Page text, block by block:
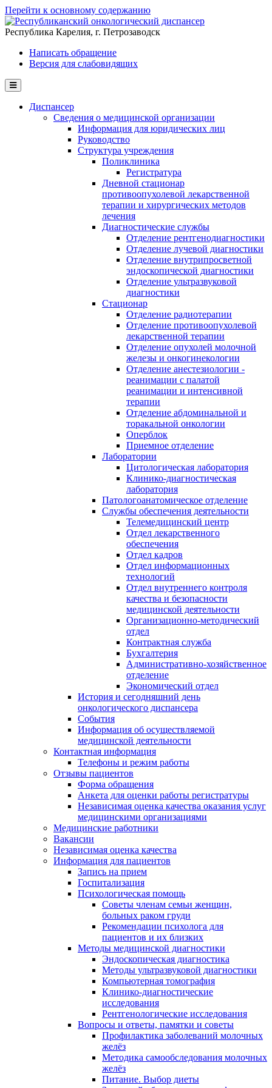
Перейти к основному содержанию
Республика Карелия, г. Петрозаводск
Написать обращение
Версия для слабовидящих
Диспансер
Сведения о медицинской организации
Информация для юридических лиц
Руководство
Структура учреждения
Поликлиника
Регистратура
Дневной стационар
противоопухолевой лекарственной
терапии и хирургических методов
лечения
Диагностические службы
Отделение рентгенодиагностики
Отделение лучевой диагностики
Отделение внутрипросветной
эндоскопической диагностики
Отделение ультразвуковой
диагностики
Стационар
Отделение радиотерапии
Отделение противоопухолевой
лекарственной терапии
Отделение опухолей молочной
железы и онкогинекологии
Отделение анестезиологии -
реанимации с палатой
реанимации и интенсивной
терапии
Отделение абдоминальной и
торакальной онкологии
Оперблок
Приемное отделение
Лаборатории
Цитологическая лаборатория
Клинико-диагностическая
лаборатория
Патологоанатомическое отделение
Службы обеспечения деятельности
Телемедицинский центр
Отдел лекарственного
обеспечения
Отдел кадров
Отдел информационных
технологий
Отдел внутреннего контроля
качества и безопасности
медицинской деятельности
Организационно-методический
отдел
Контрактная служба
Бухгалтерия
Административно-хозяйственное
отделение
Экономический отдел
История и сегодняшний день
онкологического диспансера
События
Информация об осуществляемой
медицинской деятельности
Контактная информация
Телефоны и режим работы
Отзывы пациентов
Форма обращения
Анкета для оценки работы регистратуры
Независимая оценка качества оказания услуг
медицинскими организациями
Медицинские работники
Вакансии
Независимая оценка качества
Информация для пациентов
Запись на прием
Госпитализация
Психологическая помощь
Советы членам семьи женщин,
больных раком груди
Рекомендации психолога для
пациентов и их близких
Методы медицинской диагностики
Эндоскопическая диагностика
Методы ультразвуковой диагностики
Компьютерная томография
Клинико-диагностические
исследования
Рентгенологические исследования
Вопросы и ответы, памятки и советы
Профилактика заболеваний молочных
желёз
Методика самообследования молочных
желёз
Питание. Выбор диеты